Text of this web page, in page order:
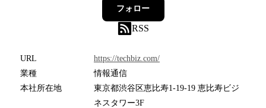
フォロー
RSS
URL
https://techbiz.com/
業種
情報通信
本社所在地
東京都渋谷区恵比寿1-19-19 恵比寿ビジ
ネスタワー3F